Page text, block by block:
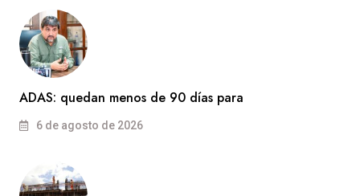
ADAS: quedan menos de 90 días para
6 de agosto de 2026